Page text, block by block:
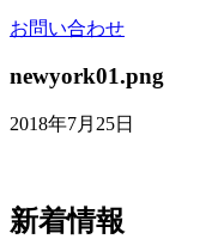
お問い合わせ
newyork01.png
2018年7月25日
新着情報